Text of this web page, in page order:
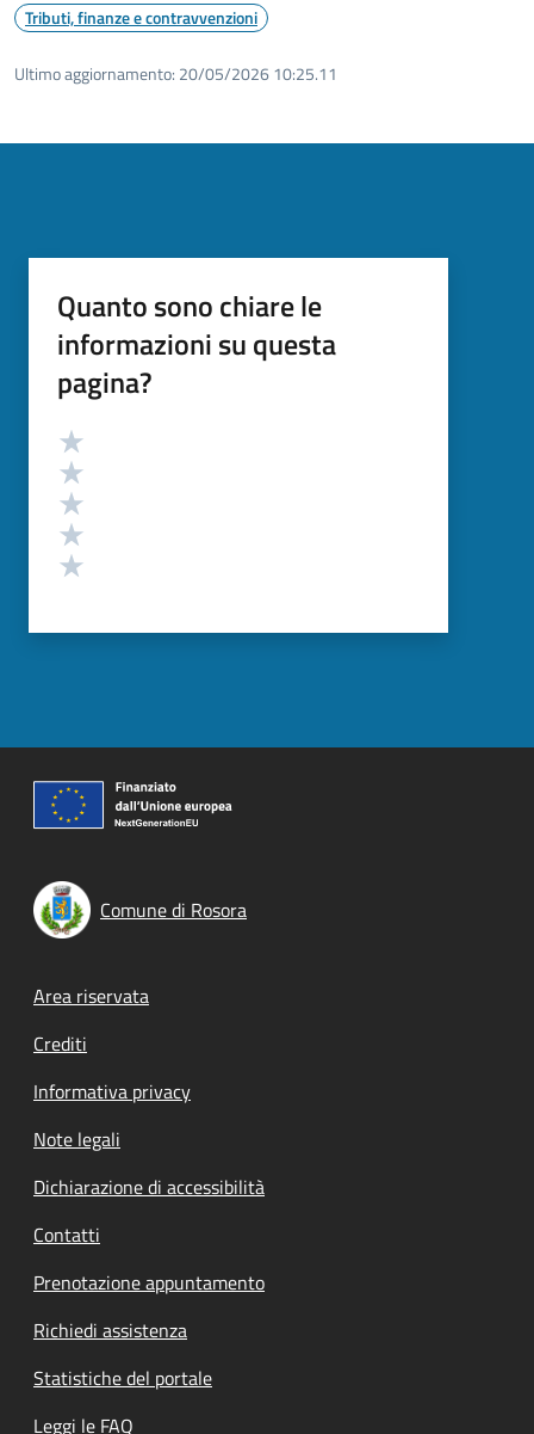
Tributi, finanze e contravvenzioni
Ultimo aggiornamento: 20/05/2026 10:25.11
Quanto sono chiare le
informazioni su questa
pagina?
Valutazione
Comune di Rosora
Footer menu
Area riservata
Crediti
Informativa privacy
Note legali
Dichiarazione di accessibilità
Contatti
Prenotazione appuntamento
Richiedi assistenza
Statistiche del portale
Leggi le FAQ